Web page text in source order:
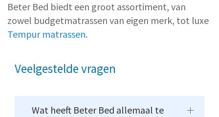
Beter Bed biedt een groot assortiment, van
zowel budgetmatrassen van eigen merk, tot luxe
Tempur matrassen.
Veelgestelde vragen
Wat heeft Beter Bed allemaal te